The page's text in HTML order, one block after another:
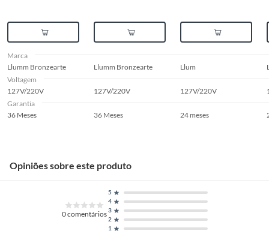
Marca
Llumm Bronzearte
Llumm Bronzearte Llum
Voltagem
127V/220V
127V/220V 127V/220V
Garantia
36 Meses
36 Meses 24 meses
Opiniões sobre este produto
0comentários
1
2
3
4
5